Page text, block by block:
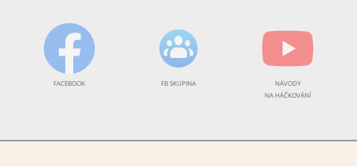
FACEBOOK FB SKUPINA
NÁVODY
NA HÁČKOVÁNÍ